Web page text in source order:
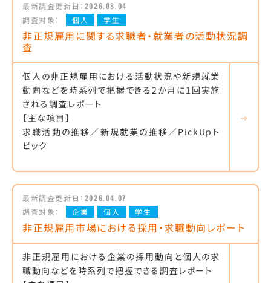
最新調査更新日： 2026.08.04
調査対象：
個人 学生
非正規雇用に関する求職者・就業者の活動状況調
査
個人の非正規雇用における活動状況や新規就業
動向などを時系列で把握できる2か月に1回実施
される調査レポート
【主な項目】
求職活動の推移／新規就業の推移／PickUpト
ピック
最新調査更新日： 2026.04.07
調査対象：
企業 個人 学生
非正規雇用市場における採用・求職動向レポート
非正規雇用における企業の採用動向と個人の求
職動向などを時系列で把握できる調査レポート